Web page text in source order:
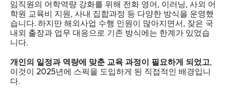
임직원의 어학역량 강화를 위해 전화 영어, 이러닝, 사외 어
학원 교육비 지원, 사내 집합과정 등 다양한 방식을 운영했
습니다. 하지만 해외사업 수행 인원이 많아지면서, 잦은 국
내외 출장과 업무 대응으로 기존 방식에는 한계가 있었습
니다.
개인의 일정과 역량에 맞춘 교육 과정이 필요하게 되었고,
이것이 2025년에 스픽을 도입하게 된 직접적인 배경입니
다.